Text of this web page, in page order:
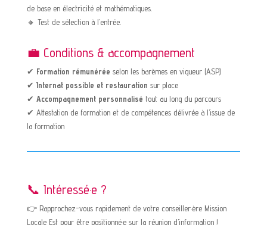
de base en électricité et mathématiques.
🔸 Test de sélection à l’entrée.
💼 Conditions & accompagnement
✔ Formation rémunérée selon les barèmes en vigueur (ASP)
✔ Internat possible et restauration sur place
✔ Accompagnement personnalisé tout au long du parcours
✔ Attestation de formation et de compétences délivrée à l’issue de
la formation
📞 Intéressé·e ?
👉 Rapprochez-vous rapidement de votre conseiller·ère Mission
Locale Est pour être positionné·e sur la réunion d’information !